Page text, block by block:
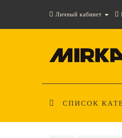
Личный кабинет
СПИСОК